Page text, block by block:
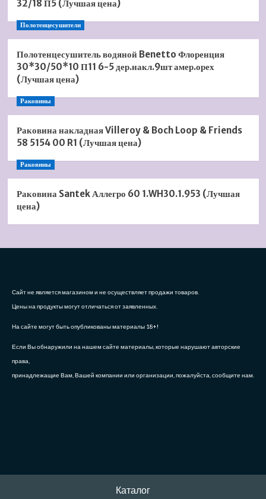
32/18 П5 (Лучшая цена)
Полотенцесушители
Полотенцесушитель водяной Benetto Флоренция
30*30/50*10 П11 6-5 дер.накл.9шт амер.орех
(Лучшая цена)
Раковины
Раковина накладная Villeroy & Boch Loop & Friends
58 5154 00 R1 (Лучшая цена)
Раковины
Раковина Santek Аллегро 60 1.WH30.1.953 (Лучшая
цена)
Сайт не является магазином и не осуществляет продажи товаров.
Цены на продукты могут отличаться от заявленных.
На сайте могут быть опубликованы материалы 18+!
Если Вы обнаружили на нашем сайте материалы, которые нарушают авторские
права,
принадлежащие Вам, Вашей компании или организации, пожалуйста, сообщите нам.
Каталог